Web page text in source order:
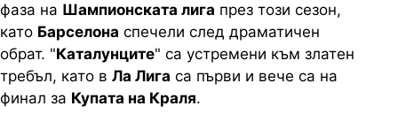
фаза на Шампионската лига през този сезон,
като Барселона спечели след драматичен
обрат. "Каталунците" са устремени към златен
требъл, като в Ла Лига са първи и вече са на
финал за Купата на Краля.